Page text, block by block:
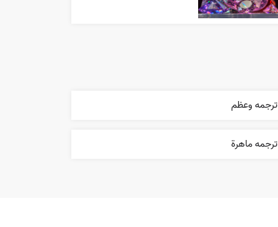
ترجمه وعظم
ترجمه ماهرة